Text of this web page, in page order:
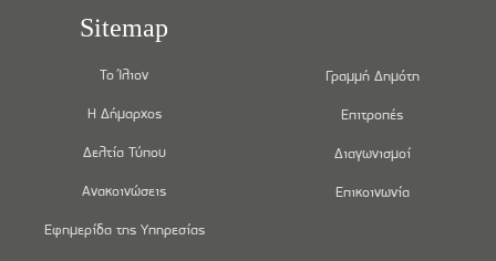
Sitemap
Το Ίλιον
Η Δήμαρχος
Δελτία Τύπου
Ανακοινώσεις
Εφημερίδα της Υπηρεσίας
Γραμμή Δημότη
Επιτροπές
Διαγωνισμοί
Επικοινωνία